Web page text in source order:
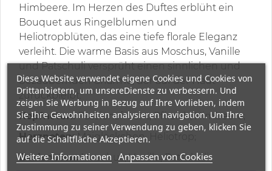
Himbeere. Im Herzen des Duftes erblüht ein
Bouquet aus Ringelblumen und
Heliotropblüten, das eine tiefe florale Eleganz
verleiht. Die warme Basis aus Moschus, Vanille
und Patschuli versprüht einen sinnlichen und
bezaubernden Charme, der auf der Haut
zurückbleibt.
Kopfnoten:Passionsfrucht, Pfirsich, Himbeere;
Herznoten:Maiglöckchen, Heliotrop;
Basisnoten:Moschus, Vanille, Patschuli.
Diese Website verwendet eigene Cookies und Cookies von
Drittanbietern, um unsereDienste zu verbessern. Und
zeigen Sie Werbung in Bezug auf Ihre Vorlieben, indem
Sie Ihre Gewohnheiten analysieren navigation. Um Ihre
Zustimmung zu seiner Verwendung zu geben, klicken Sie
auf die Schaltfläche Akzeptieren.
Weitere Informationen Anpassen von Cookies